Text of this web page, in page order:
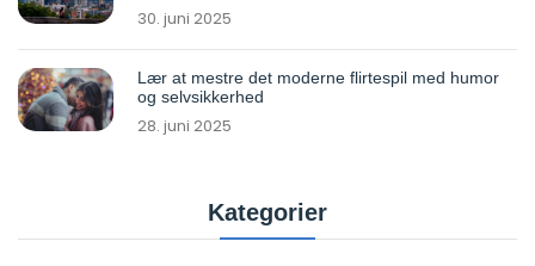
30. juni 2025
Lær at mestre det moderne flirtespil med humor
og selvsikkerhed
28. juni 2025
Kategorier